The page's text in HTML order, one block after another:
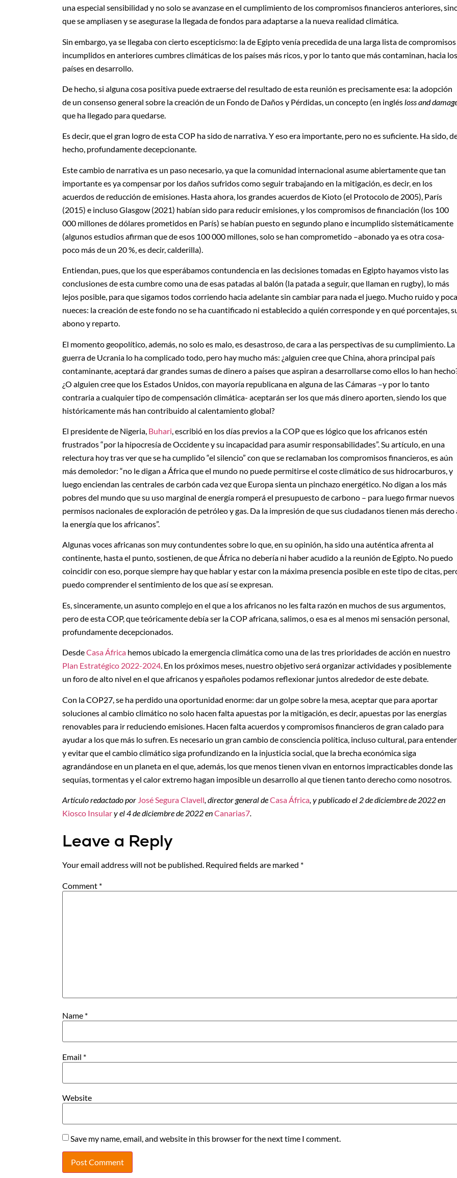
una especial sensibilidad y no solo se avanzase en el cumplimiento de los compromisos financieros anteriores,
que se ampliasen y se asegurase la llegada de fondos para adaptarse a la nueva realidad climática.
Sin embargo, ya se llegaba con cierto escepticismo: la de Egipto venía precedida de una larga lista de compromisos
incumplidos en anteriores cumbres climáticas de los países más ricos, y por lo tanto que más contaminan, hacia los
países en desarrollo.
De hecho, si alguna cosa positiva puede extraerse del resultado de esta reunión es precisamente esa: la adopción
de un consenso general sobre la creación de un Fondo de Daños y Pérdidas, un concepto (en inglésloss and
que ha llegado para quedarse.
Es decir, que el gran logro de esta COP ha sido de narrativa. Y eso era importante, pero no es suficiente. Ha sido,
hecho, profundamente decepcionante.
Este cambio de narrativa es un paso necesario, ya que la comunidad internacional asume abiertamente que tan
importante es ya compensar por los daños sufridos como seguir trabajando en la mitigación, es decir, en los
acuerdos de reducción de emisiones. Hasta ahora, los grandes acuerdos de Kioto (el Protocolo de 2005), París
(2015) e incluso Glasgow (2021) habían sido para reducir emisiones, y los compromisos de financiación (los 100
000 millones de dólares prometidos en París) se habían puesto en segundo plano e incumplido sistemáticamente
(algunos estudios afirman que de esos 100 000 millones, solo se han comprometido –abonado ya es otra cosa-
poco más de un 20 %, es decir, calderilla).
Entiendan, pues, que los que esperábamos contundencia en las decisiones tomadas en Egipto hayamos visto las
conclusiones de esta cumbre como una de esas patadas al balón (la patada a seguir, que llaman en rugby), lo más
lejos posible, para que sigamos todos corriendo hacia adelante sin cambiar para nada el juego. Mucho ruido y
nueces: la creación de este fondo no se ha cuantificado ni establecido a quién corresponde y en qué porcentajes,
abono y reparto.
El momento geopolítico, además, no solo es malo, es desastroso, de cara a las perspectivas de su cumplimiento. La
guerra de Ucrania lo ha complicado todo, pero hay mucho más: ¿alguien cree que China, ahora principal país
contaminante, aceptará dar grandes sumas de dinero a países que aspiran a desarrollarse como ellos lo han
¿O alguien cree que los Estados Unidos, con mayoría republicana en alguna de las Cámaras –y por lo tanto
contraria a cualquier tipo de compensación climática- aceptarán ser los que más dinero aporten, siendo los que
históricamente más han contribuido al calentamiento global?
El presidente de Nigeria, Buhari, escribió en los días previos a la COP que es lógico que los africanos estén
frustrados “por la hipocresía de Occidente y su incapacidad para asumir responsabilidades”. Su artículo, en una
relectura hoy tras ver que se ha cumplido “el silencio” con que se reclamaban los compromisos financieros, es aún
más demoledor: “no le digan a África que el mundo no puede permitirse el coste climático de sus hidrocarburos, y
luego enciendan las centrales de carbón cada vez que Europa sienta un pinchazo energético. No digan a los más
pobres del mundo que su uso marginal de energía romperá el presupuesto de carbono – para luego firmar nuevos
permisos nacionales de exploración de petróleo y gas. Da la impresión de que sus ciudadanos tienen más derecho
la energía que los africanos”.
Algunas voces africanas son muy contundentes sobre lo que, en su opinión, ha sido una auténtica afrenta al
continente, hasta el punto, sostienen, de que África no debería ni haber acudido a la reunión de Egipto. No puedo
coincidir con eso, porque siempre hay que hablar y estar con la máxima presencia posible en este tipo de citas,
puedo comprender el sentimiento de los que así se expresan.
Es, sinceramente, un asunto complejo en el que a los africanos no les falta razón en muchos de sus argumentos,
pero de esta COP, que teóricamente debía ser la COP africana, salimos, o esa es al menos mi sensación personal,
profundamente decepcionados.
DesdeCasa África hemos ubicado la emergencia climática como una de las tres prioridades de acción en nuestro
Plan Estratégico 2022-2024. En los próximos meses, nuestro objetivo será organizar actividades y posiblemente
un foro de alto nivel en el que africanos y españoles podamos reflexionar juntos alrededor de este debate.
Con la COP27, se ha perdido una oportunidad enorme: dar un golpe sobre la mesa, aceptar que para aportar
soluciones al cambio climático no solo hacen falta apuestas por la mitigación, es decir, apuestas por las energías
renovables para ir reduciendo emisiones. Hacen falta acuerdos y compromisos financieros de gran calado para
ayudar a los que más lo sufren. Es necesario un gran cambio de consciencia política, incluso cultural, para entender
y evitar que el cambio climático siga profundizando en la injusticia social, que la brecha económica siga
agrandándose en un planeta en el que, además, los que menos tienen vivan en entornos impracticables donde las
sequías, tormentas y el calor extremo hagan imposible un desarrollo al que tienen tanto derecho como nosotros.
Artículo redactado por José Segura Clavell, director general deCasa África, y publicado el 2 de diciembre de 2022 en
Kiosco Insulary el 4 de diciembre de 2022 enCanarias7.
Leave a Reply
Your email address will not be published. Required fields are marked *
Comment *
Name *
Email *
Website
Save my name, email, and website in this browser for the next time I comment.